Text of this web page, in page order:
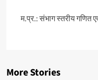
म.प्र.: संभाग स्तरीय गणित
More Stories